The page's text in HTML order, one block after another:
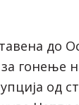
до
гонење
од